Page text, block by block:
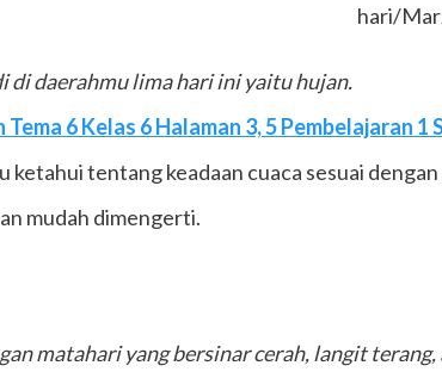
hari/
di daerahmu lima hari ini yaitu hujan.
Tema 6 Kelas 6 Halaman 3, 5 Pembelajaran
ketahui tentang keadaan cuaca sesuai
mudah dimengerti.
matahari yang bersinar cerah, langit